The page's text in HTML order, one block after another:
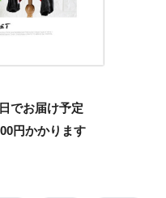
でお届け予定
円かかります